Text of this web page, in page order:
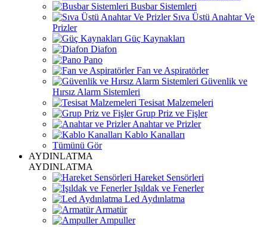
Busbar Sistemleri
Sıva Üstü Anahtar Ve
Prizler
Güç Kaynakları
Diafon
Pano
Fan ve Aspiratörler
Güvenlik ve
Hırsız Alarm Sistemleri
Tesisat Malzemeleri
Grup Priz ve Fişler
Anahtar ve Prizler
Kablo Kanalları
Tümünü Gör
AYDINLATMA
AYDINLATMA
Hareket Sensörleri
Işıldak ve Fenerler
Led Aydınlatma
Armatür
Ampuller